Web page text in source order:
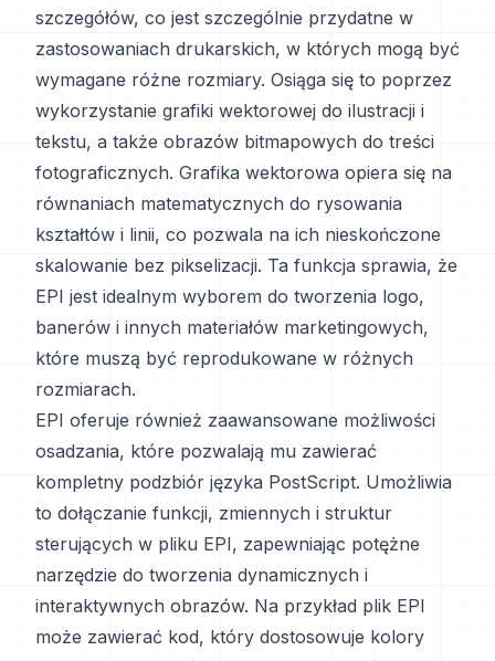
szczegółów, co jest szczególnie przydatne w
zastosowaniach drukarskich, w których mogą być
wymagane różne rozmiary. Osiąga się to poprzez
wykorzystanie grafiki wektorowej do ilustracji i
tekstu, a także obrazów bitmapowych do treści
fotograficznych. Grafika wektorowa opiera się na
równaniach matematycznych do rysowania
kształtów i linii, co pozwala na ich nieskończone
skalowanie bez pikselizacji. Ta funkcja sprawia, że
EPI jest idealnym wyborem do tworzenia logo,
banerów i innych materiałów marketingowych,
które muszą być reprodukowane w różnych
rozmiarach.
EPI oferuje również zaawansowane możliwości
osadzania, które pozwalają mu zawierać
kompletny podzbiór języka PostScript. Umożliwia
to dołączanie funkcji, zmiennych i struktur
sterujących w pliku EPI, zapewniając potężne
narzędzie do tworzenia dynamicznych i
interaktywnych obrazów. Na przykład plik EPI
może zawierać kod, który dostosowuje kolory